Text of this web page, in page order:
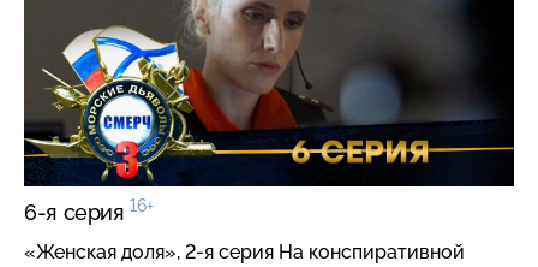
6-я серия 16+
«Женская доля», 2-я серия На конспиративной